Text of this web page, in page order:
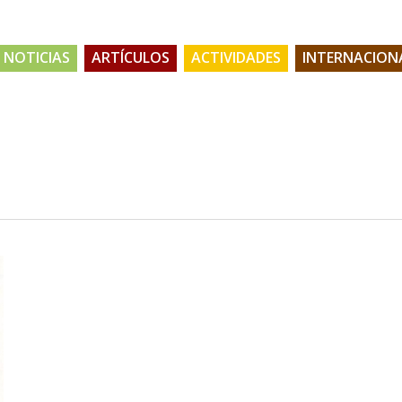
NOTICIAS ARTÍCULOS ACTIVIDADES